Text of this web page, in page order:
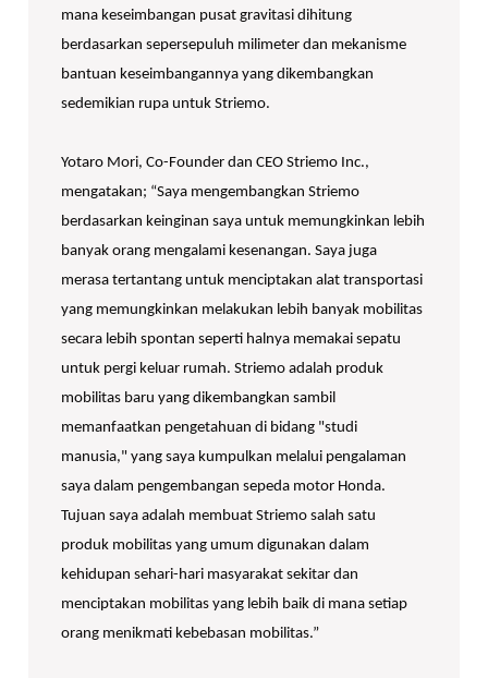
mana keseimbangan pusat gravitasi dihitung
berdasarkan sepersepuluh milimeter dan mekanisme
bantuan keseimbangannya yang dikembangkan
sedemikian rupa untuk Striemo.
Yotaro Mori, Co-Founder dan CEO Striemo Inc.,
mengatakan; “Saya mengembangkan Striemo
berdasarkan keinginan saya untuk memungkinkan lebih
banyak orang mengalami kesenangan. Saya juga
merasa tertantang untuk menciptakan alat transportasi
yang memungkinkan melakukan lebih banyak mobilitas
secara lebih spontan seperti halnya memakai sepatu
untuk pergi keluar rumah. Striemo adalah produk
mobilitas baru yang dikembangkan sambil
memanfaatkan pengetahuan di bidang "studi
manusia," yang saya kumpulkan melalui pengalaman
saya dalam pengembangan sepeda motor Honda.
Tujuan saya adalah membuat Striemo salah satu
produk mobilitas yang umum digunakan dalam
kehidupan sehari-hari masyarakat sekitar dan
menciptakan mobilitas yang lebih baik di mana setiap
orang menikmati kebebasan mobilitas.”